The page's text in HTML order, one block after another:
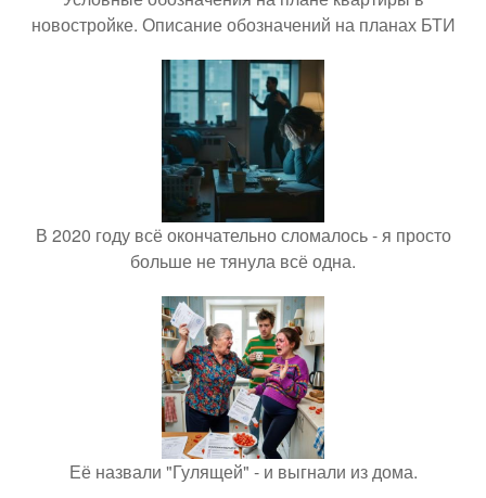
новостройке. Описание обозначений на планах БТИ
В 2020 году всё окончательно сломалось - я просто
больше не тянула всё одна.
Её назвали "Гулящей" - и выгнали из дома.